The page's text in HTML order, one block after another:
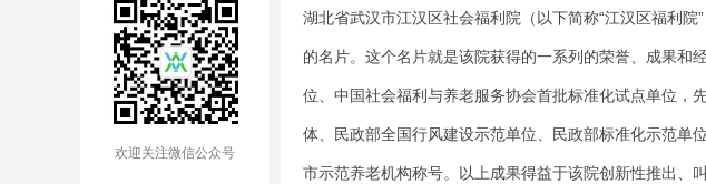
欢迎关注微信公众号
湖北省武汉市江汉区社会福利院（以下简称“江汉区福利
的名片。这个名片就是该院获得的一系列的荣誉、成果和
位、中国社会福利与养老服务协会首批标准化试点单位，
体、民政部全国行风建设示范单位、民政部标准化示范单
市示范养老机构称号。以上成果得益于该院创新性推出、